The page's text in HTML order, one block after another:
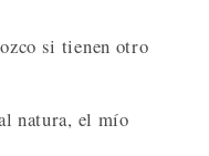
si tienen otro
natura, el mío